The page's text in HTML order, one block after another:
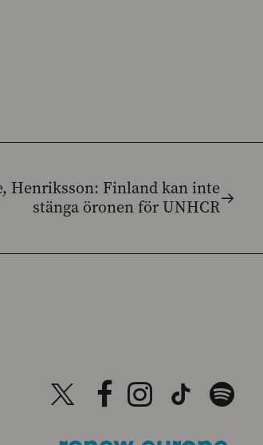
Henriksson: Finland kan inte
stänga öronen för UNHCR